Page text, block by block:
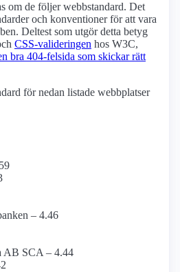
om de följer webbstandard. Det
och konventioner för att vara
Deltest som utgör detta betyg
CSS-valideringen hos W3C,
bra 404-felsida som skickar rätt
för nedan listade webbplatser
– 4.46
AB SCA – 4.44